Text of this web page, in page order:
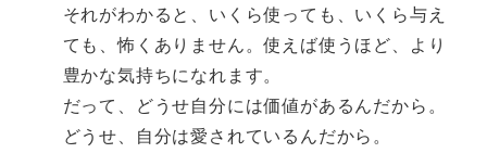
それがわかると、いくら使っても、いくら与え
ても、怖くありません。使えば使うほど、より
豊かな気持ちになれます。
だって、どうせ自分には価値があるんだから。
どうせ、自分は愛されているんだから。